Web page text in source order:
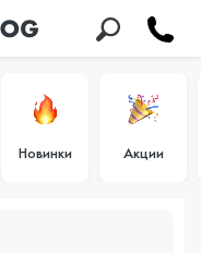
Новинки Акции